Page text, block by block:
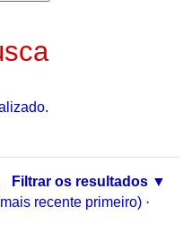
Filtrar os resultados
recente primeiro) ·